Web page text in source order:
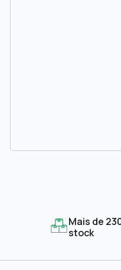
Mais de
stock